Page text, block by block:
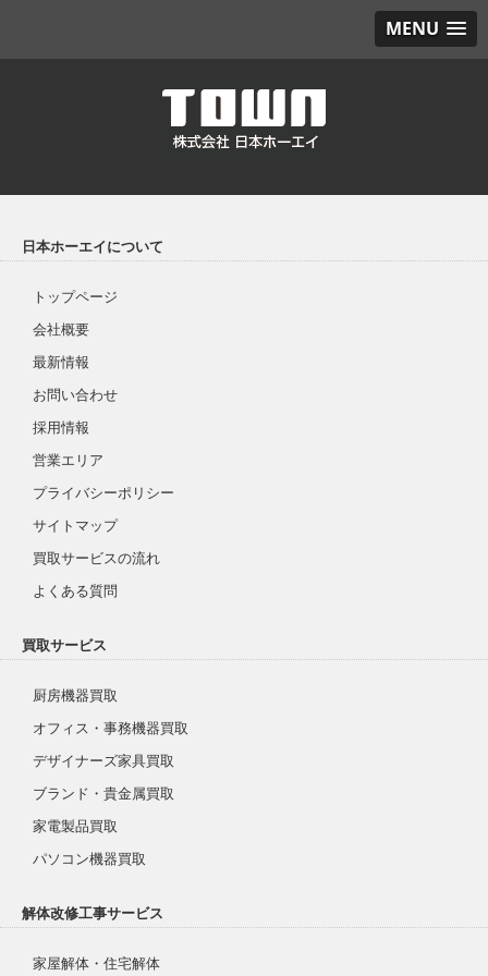
MENU
日本ホーエイについて
トップページ
会社概要
最新情報
お問い合わせ
採用情報
営業エリア
プライバシーポリシー
サイトマップ
買取サービスの流れ
よくある質問
買取サービス
厨房機器買取
オフィス・事務機器買取
デザイナーズ家具買取
ブランド・貴金属買取
家電製品買取
パソコン機器買取
解体改修工事サービス
家屋解体・住宅解体